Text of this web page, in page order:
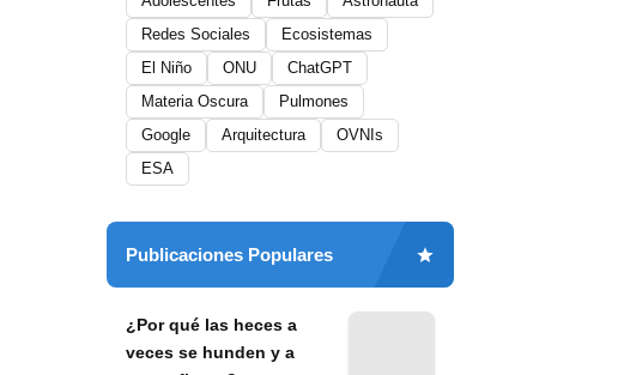
Redes Sociales
Ecosistemas
El Niño
ONU
ChatGPT
Materia Oscura
Pulmones
Google
Arquitectura
OVNIs
ESA
Publicaciones Populares
¿Por qué las heces a
veces se hunden y a